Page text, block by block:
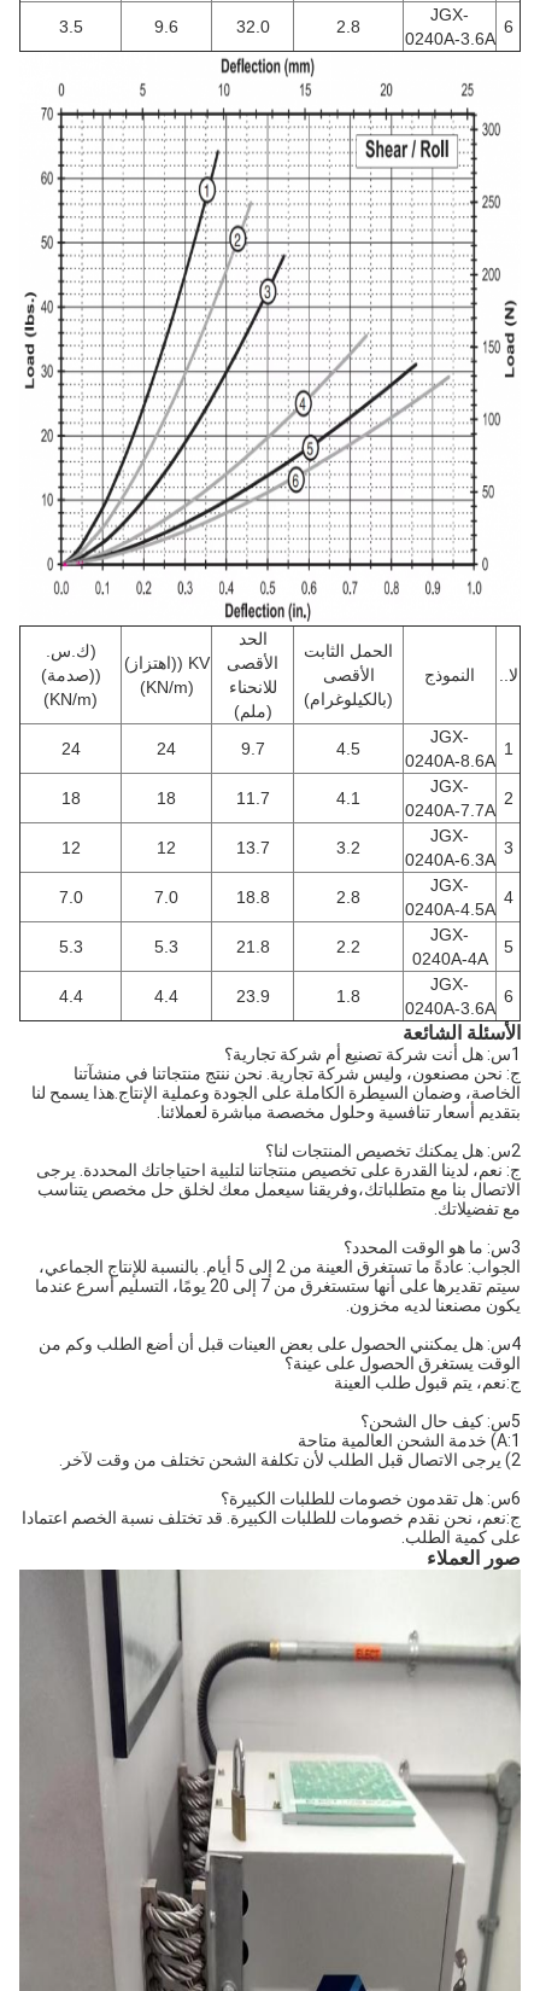
6
JGX-
0240A-3.6A
2.8
32.0
9.6
3.5
لا.. النموذج
الحمل الثابت
الأقصى
(بالكيلوغرام)
الحد
الأقصى
للانحناء
(ملم)
KV ((اهتزاز)
(ك.س.
((صدمة)
JGX-
0240A-8.6A
4.5
9.7
24
24
2
JGX-
0240A-7.7A
4.1
11.7
18
18
3
JGX-
0240A-6.3A
3.2
13.7
12
12
4
JGX-
0240A-4.5A
2.8
18.8
7.0
7.0
5
JGX-
0240A-4A
2.2
21.8
5.3
5.3
6
JGX-
0240A-3.6A
1.8
23.9
4.4
4.4
الأسئلة الشائعة
ج: نحن مصنعون، وليس شركة تجارية. نحن ننتج منتجاتنا في منشآتنا
الخاصة، وضمان السيطرة الكاملة على الجودة وعملية الإنتاج.هذا يسمح لنا
بتقديم أسعار تنافسية وحلول مخصصة مباشرة لعملائنا.
ج: نعم، لدينا القدرة على تخصيص منتجاتنا لتلبية احتياجاتك المحددة. يرجى
الاتصال بنا مع متطلباتك،وفريقنا سيعمل معك لخلق حل مخصص يتناسب
مع تفضيلاتك.
الجواب: عادةً ما تستغرق العينة من 2 إلى 5 أيام. بالنسبة للإنتاج الجماعي،
سيتم تقديرها على أنها ستستغرق من 7 إلى 20 يومًا، التسليم أسرع عندما
يكون مصنعنا لديه مخزون.
4س: هل يمكنني الحصول على بعض العينات قبل أن أضع الطلب وكم من
الوقت يستغرق الحصول على عينة؟
ج:نعم، يتم قبول طلب العينة
A:1) خدمة الشحن العالمية متاحة
ج:نعم، نحن نقدم خصومات للطلبات الكبيرة. قد تختلف نسبة الخصم اعتمادا
على كمية الطلب.
صور العملاء